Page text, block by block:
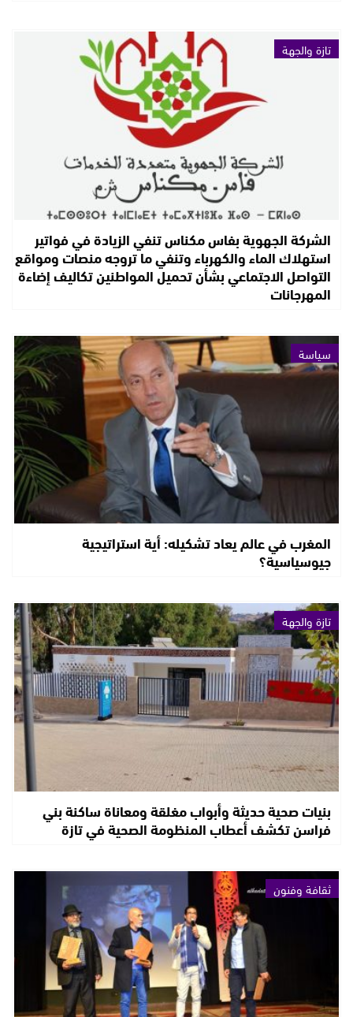
تازة والجهة
الشركة الجهوية بفاس مكناس تنفي الزيادة في فواتير
استهلاك الماء والكهرباء وتنفي ما تروجه منصات ومواقع
التواصل الاجتماعي بشأن تحميل المواطنين تكاليف إضاءة
المهرجانات
سياسة
المغرب في عالم يعاد تشكيله: أية استراتيجية
جيوسياسية؟
تازة والجهة
بنيات صحية حديثة وأبواب مغلقة ومعاناة ساكنة بني
فراسن تكشف أعطاب المنظومة الصحية في تازة
ثقافة وفنون